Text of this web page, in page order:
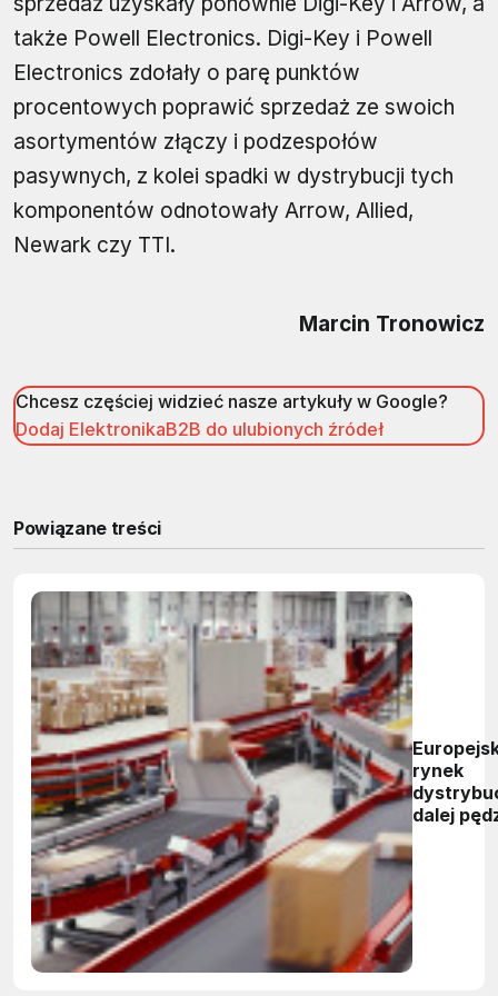
także Powell Electronics. Digi-Key i Powell
Electronics zdołały o parę punktów
procentowych poprawić sprzedaż ze swoich
asortymentów złączy i podzespołów
pasywnych, z kolei spadki w dystrybucji tych
komponentów odnotowały Arrow, Allied,
Newark czy TTI.
Marcin Tronowicz
Chcesz częściej widzieć nasze artykuły w Google?
Dodaj ElektronikaB2B do ulubionych źródeł
Powiązane treści
rynek
dalej